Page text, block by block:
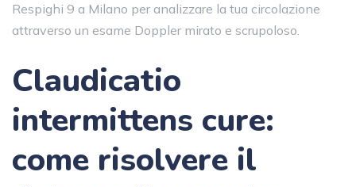
Respighi 9 a Milano per analizzare la tua circolazione
attraverso un esame Doppler mirato e scrupoloso.
Claudicatio
intermittens cure:
come risolvere il